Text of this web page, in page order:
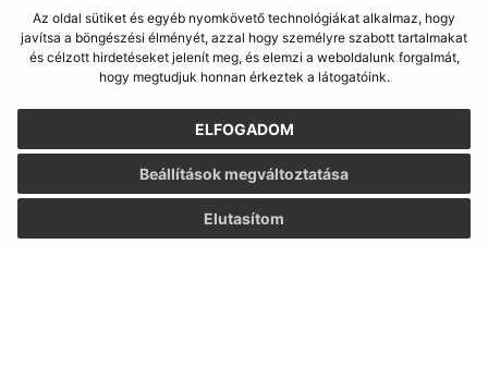
Az oldal sütiket és egyéb nyomkövető technológiákat alkalmaz, hogy
javítsa a böngészési élményét, azzal hogy személyre szabott tartalmakat
és célzott hirdetéseket jelenít meg, és elemzi a weboldalunk forgalmát,
hogy megtudjuk honnan érkeztek a látogatóink.
ELFOGADOM
Elutasítom
Beállítások megváltoztatása
Kontakt:
Obecný úrad Csenke
Čenkovce 2
930 39 Zlaté Klasy
info@cenkovce.sk
+421 31 56 92 710
IČO: 31871224